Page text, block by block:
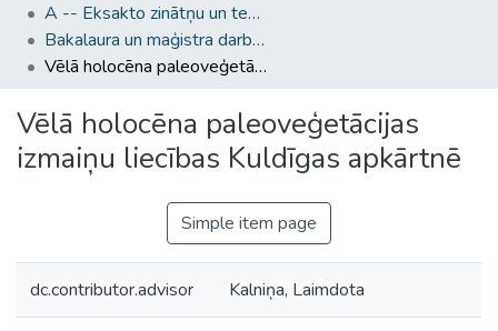
A -- Eksakto zinātņu un tehnoloģiju fakultāte / Faculty of Science and Technology
Bakalaura un maģistra darbi (EZTF) / Bachelor's and Master's theses
Vēlā holocēna paleoveģetācijas izmaiņu liecības Kuldīgas apkārtnē
Vēlā holocēna paleoveģetācijas
izmaiņu liecības Kuldīgas apkārtnē
Simple item page
dc.contributor.advisor Kalniņa, Laimdota